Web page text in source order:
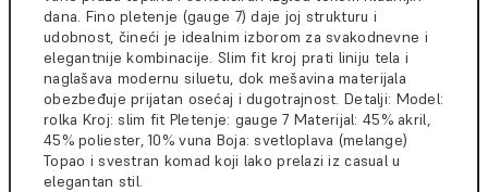
dana. Fino pletenje (gauge 7) daje joj strukturu i
udobnost, čineći je idealnim izborom za svakodnevne i
elegantnije kombinacije. Slim fit kroj prati liniju tela i
naglašava modernu siluetu, dok mešavina materijala
obezbeđuje prijatan osećaj i dugotrajnost. Detalji: Model:
rolka Kroj: slim fit Pletenje: gauge 7 Materijal: 45% akril,
45% poliester, 10% vuna Boja: svetloplava (melange)
Topao i svestran komad koji lako prelazi iz casual u
elegantan stil.